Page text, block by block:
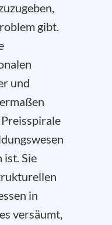
gibt.
und
Sie
in
versäumt,